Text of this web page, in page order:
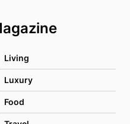
Living
Luxury
Food